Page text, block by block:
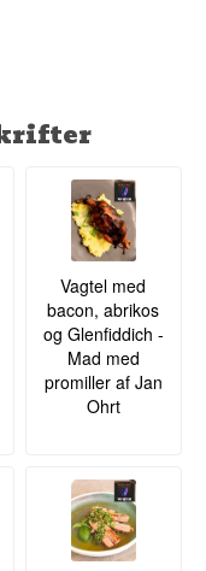
Vagtel med
bacon, abrikos
og Glenfiddich -
Mad med
promiller af Jan
Ohrt